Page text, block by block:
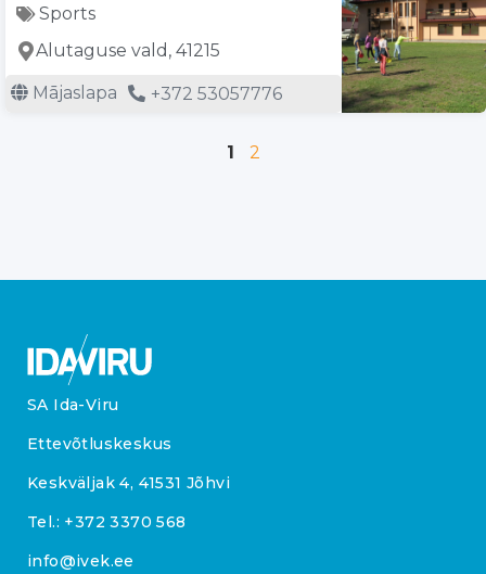
Sports
Alutaguse vald, 41215
Mājaslapa +372 53057776
1 2
SA Ida-Viru
Ettevõtluskeskus
Keskväljak 4, 41531 Jõhvi
Tel.: +372 3370 568
info@ivek.ee